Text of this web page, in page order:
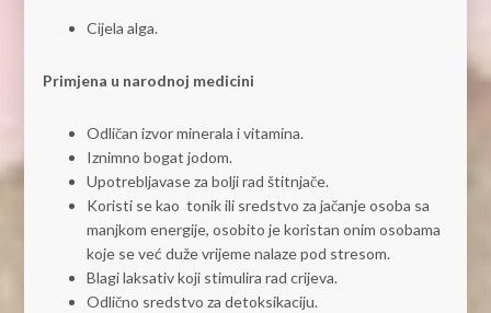
Cijela alga.
Primjena u narodnoj medicini
Odličan izvor minerala i vitamina.
Iznimno bogat jodom.
Upotrebljavase za bolji rad štitnjače.
Koristi se kao tonik ili sredstvo za jačanje osoba sa
manjkom energije, osobito je koristan onim osobama
koje se već duže vrijeme nalaze pod stresom.
Blagi laksativ koji stimulira rad crijeva.
Odlično sredstvo za detoksikaciju.